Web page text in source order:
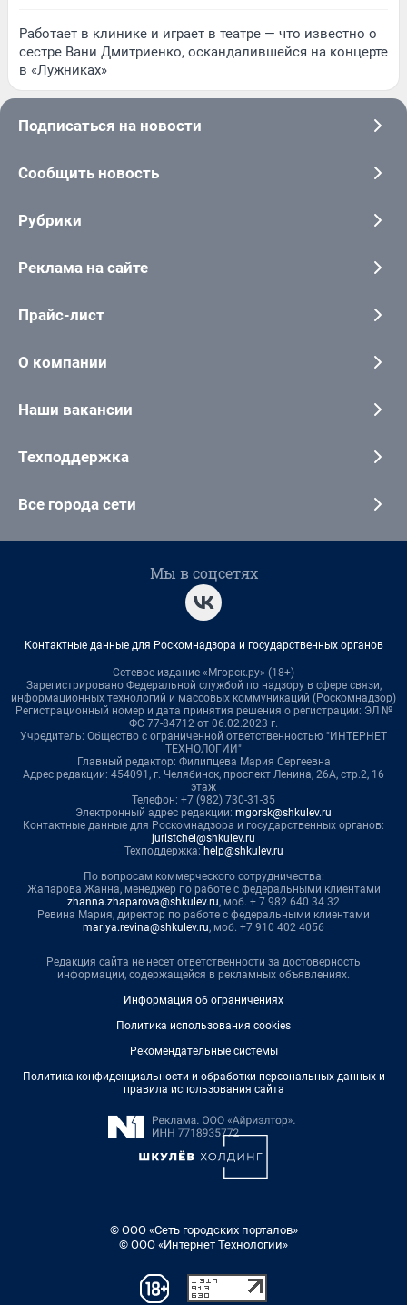
Работает в клинике и играет в театре — что известно о
сестре Вани Дмитриенко, оскандалившейся на концерте
в «Лужниках»
Подписаться на новости
Сообщить новость
Рубрики
Реклама на сайте
Прайс-лист
О компании
Наши вакансии
Техподдержка
Все города сети
Мы в соцсетях
Контактные данные для Роскомнадзора и государственных органов
Сетевое издание «Мгорск.ру» (18+)
Зарегистрировано Федеральной службой по надзору в сфере связи,
информационных технологий и массовых коммуникаций (Роскомнадзор)
Регистрационный номер и дата принятия решения о регистрации: ЭЛ №
ФС 77-84712 от 06.02.2023 г.
Учредитель: Общество с ограниченной ответственностью "ИНТЕРНЕТ
ТЕХНОЛОГИИ"
Главный редактор: Филипцева Мария Сергеевна
Адрес редакции: 454091, г. Челябинск, проспект Ленина, 26А, стр.2, 16
этаж
Телефон: +7 (982) 730-31-35
Электронный адрес редакции: mgorsk@shkulev.ru
Контактные данные для Роскомнадзора и государственных органов:
juristchel@shkulev.ru
Техподдержка: help@shkulev.ru
По вопросам коммерческого сотрудничества:
Жапарова Жанна, менеджер по работе с федеральными клиентами
zhanna.zhaparova@shkulev.ru, моб. + 7 982 640 34 32
Ревина Мария, директор по работе с федеральными клиентами
mariya.revina@shkulev.ru, моб. +7 910 402 4056
Редакция сайта не несет ответственности за достоверность
информации, содержащейся в рекламных объявлениях.
Информация об ограничениях
Политика использования cookies
Рекомендательные системы
Политика конфиденциальности и обработки персональных данных и
правила использования сайта
© ООО «Сеть городских порталов»
© ООО «Интернет Технологии»